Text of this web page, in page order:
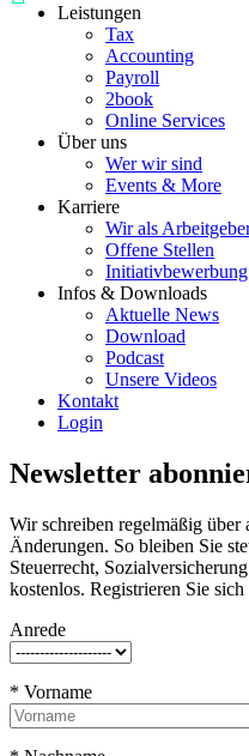
Leistungen
Tax
Accounting
Payroll
2book
Online Services
Über uns
Wer wir sind
Events & More
Karriere
Wir als
Offene Stellen
Initiativbewerbung
Infos & Downloads
Aktuelle News
Download
Podcast
Unsere Videos
Kontakt
Login
Newsletter
Wir schreiben regelmäßig
Änderungen. So bleiben Sie
Steuerrecht,
kostenlos. Registrieren Sie
Anrede
* Vorname